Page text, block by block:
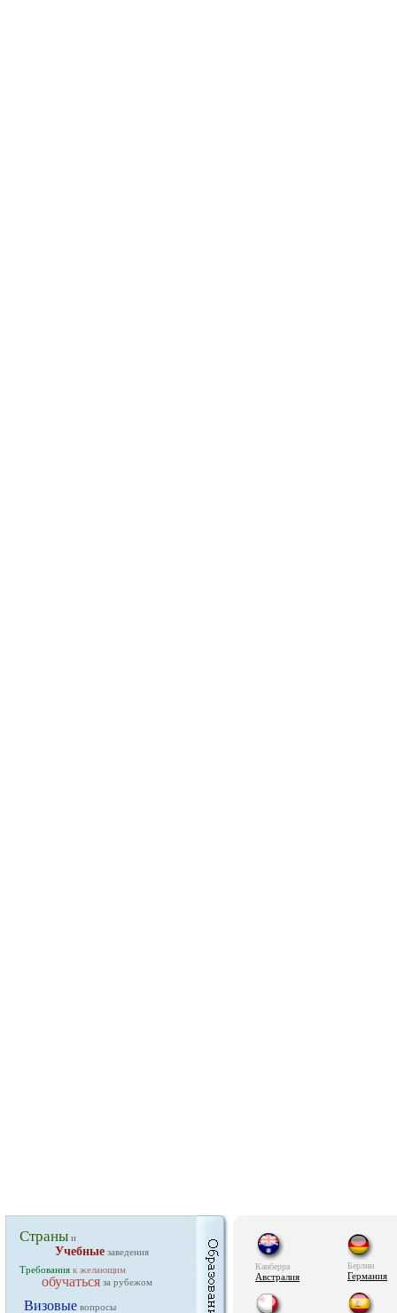
Страны и
Учебные заведения
Требования к желающим
обучаться за рубежом
Визовые вопросы
Канберра
Австралия
Берлин
Германия